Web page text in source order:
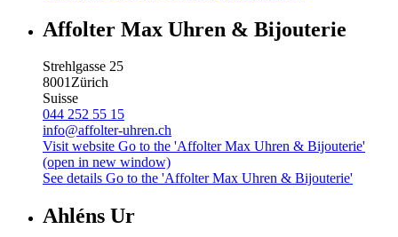
Affolter Max Uhren & Bijouterie
Strehlgasse 25
8001Zürich
Suisse
044 252 55 15
info@affolter-uhren.ch
Visit website Go to the 'Affolter Max Uhren & Bijouterie'
(open in new window)
See details Go to the 'Affolter Max Uhren & Bijouterie'
Ahléns Ur